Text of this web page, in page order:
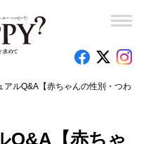
アルQ&A【赤ちゃんの性別・つわ
Q&A【赤ちゃ